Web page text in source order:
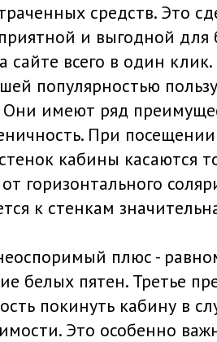
средств. Это
и выгодной для
сайте всего в один клик.
популярностью
Они имеют ряд
При
кабины касаются
горизонтального
к стенкам
плюс -
белых пятен. Третье
покинуть кабину в
Это особенно